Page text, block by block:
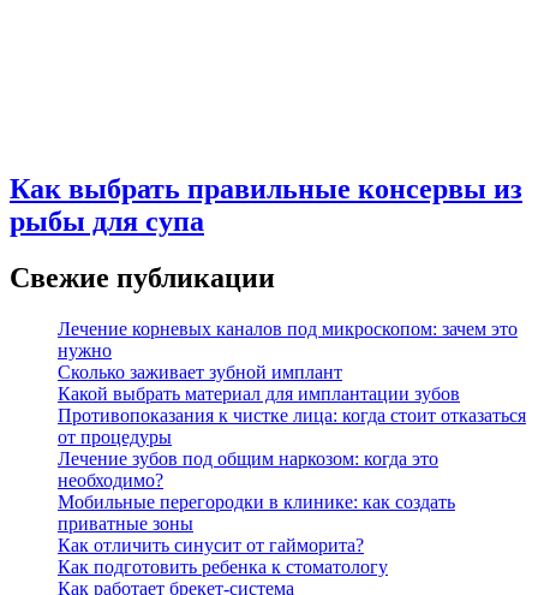
Как выбрать правильные консервы из
рыбы для супа
Свежие публикации
Лечение корневых каналов под микроскопом: зачем это
нужно
Сколько заживает зубной имплант
Какой выбрать материал для имплантации зубов
Противопоказания к чистке лица: когда стоит отказаться
от процедуры
Лечение зубов под общим наркозом: когда это
необходимо?
Мобильные перегородки в клинике: как создать
приватные зоны
Как отличить синусит от гайморита?
Как подготовить ребенка к стоматологу
Как работает брекет-система